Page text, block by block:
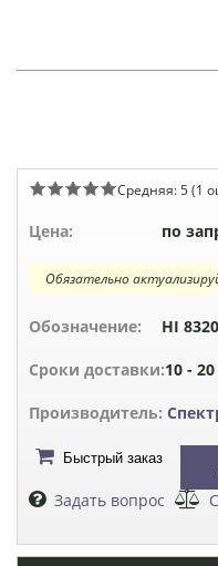
Средняя:5(1
Цена: по
Обязательно
Обозначение: HI
Сроки доставки:10 -
Производитель:
Быстрый заказ
Задать вопрос